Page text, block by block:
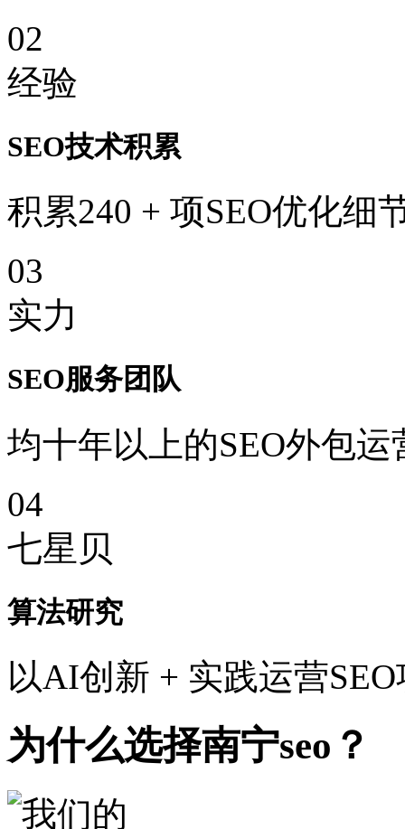
02
经验
SEO技术积累
积累240 + 项SEO优化细
03
实力
SEO服务团队
均十年以上的SEO外包运
04
七星贝
算法研究
以AI创新 + 实践运营
为什么选择南宁seo？